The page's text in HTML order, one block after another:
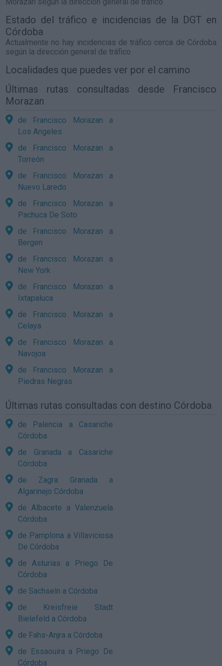
Estado del tráfico e incidencias de la DGT en
Córdoba
Actualmente no hay incidencias de tráfico cerca de Córdoba
según la dirección general de tráfico
Localidades que puedes ver por el camino
Últimas rutas consultadas desde Francisco
Morazan
de Francisco Morazan a
Los Angeles
de Francisco Morazan a
Torreón
de Francisco Morazan a
Nuevo Laredo
de Francisco Morazan a
Pachuca De Soto
de Francisco Morazan a
Bergen
de Francisco Morazan a
New York
de Francisco Morazan a
Ixtapaluca
de Francisco Morazan a
Celaya
de Francisco Morazan a
Navojoa
de Francisco Morazan a
Piedras Negras
Últimas rutas consultadas con destino Córdoba
de Palencia a Casariche
Córdoba
de Granada a Casariche
Córdoba
de Zagra Granada a
Algarinejo Córdoba
de Albacete a Valenzuela
Córdoba
de Pamplona a Villaviciosa
De Córdoba
de Asturias a Priego De
Córdoba
de Sachseln a Córdoba
de Kreisfreie Stadt
Bielefeld a Córdoba
de Fahs-Anjra a Córdoba
de Essaouira a Priego De
Córdoba